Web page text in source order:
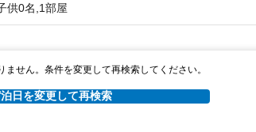
供0名,1部屋
ません。条件を変更して再検索してください。
日を変更して再検索